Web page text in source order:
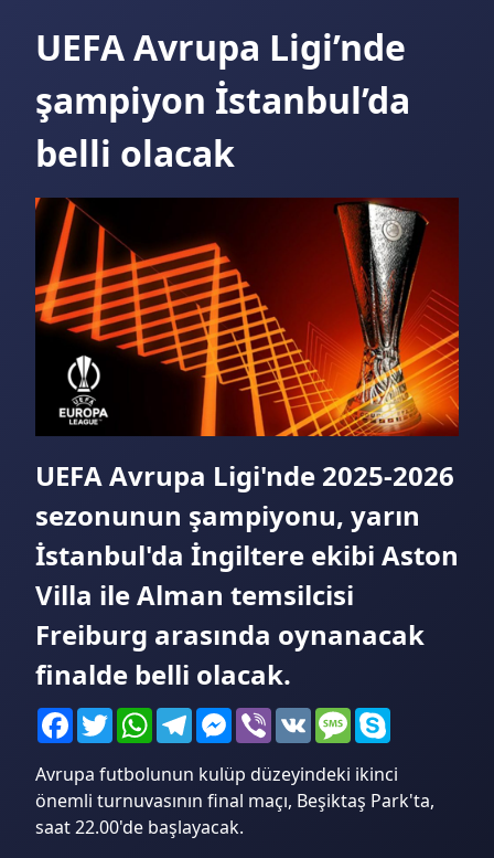
UEFA Avrupa Ligi’nde
şampiyon İstanbul’da
belli olacak
UEFA Avrupa Ligi'nde 2025-2026
sezonunun şampiyonu, yarın
İstanbul'da İngiltere ekibi Aston
Villa ile Alman temsilcisi
Freiburg arasında oynanacak
finalde belli olacak.
Facebook
TwitterWhatsApp
TelegramMessenger
ViberVK Message
Avrupa futbolunun kulüp düzeyindeki ikinci
önemli turnuvasının final maçı, Beşiktaş Park'ta,
saat 22.00'de başlayacak.